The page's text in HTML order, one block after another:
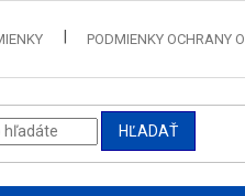
PODMIENKY OCHRANY
HĽADAŤ